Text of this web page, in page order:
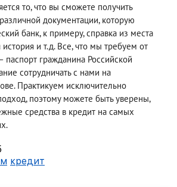
то, что вы сможете получить
документации, которую
банк, к примеру, справка из места
история и т.д. Все, что мы требуем от
паспорт гражданина Российской
сотрудничать с нами на
Практикуем исключительно
поэтому можете быть уверены,
средства в кредит на самых
кредит